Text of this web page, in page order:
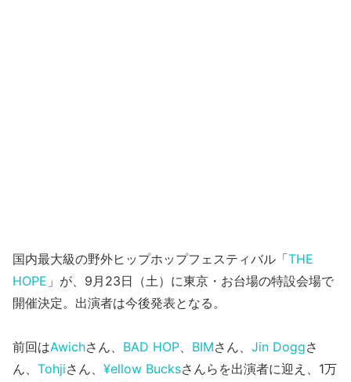
国内最大級の野外ヒップホップフェスティバル「THE
HOPE 」が、9月23日（土）に東京・お台場の特設会場で
開催決定。出演者は今後発表となる。
前回はAwichさん、 BAD HOP、 BIMさん、 Jin Doggさ
ん、 Tohjiさん、 ¥ellow Bucksさんらを出演者に迎え、1万